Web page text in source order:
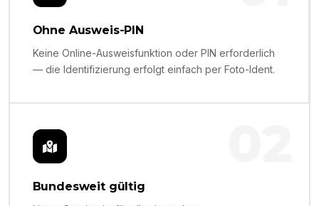
Ohne Ausweis-PIN
Keine Online-Ausweisfunktion oder PIN erforderlich
— die Identifizierung erfolgt einfach per Foto-Ident.
Bundesweit gültig